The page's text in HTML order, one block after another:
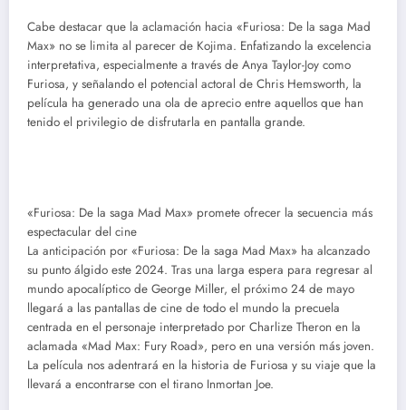
Cabe destacar que la aclamación hacia «Furiosa: De la saga Mad
Max» no se limita al parecer de Kojima. Enfatizando la excelencia
interpretativa, especialmente a través de Anya Taylor-Joy como
Furiosa, y señalando el potencial actoral de Chris Hemsworth, la
película ha generado una ola de aprecio entre aquellos que han
tenido el privilegio de disfrutarla en pantalla grande.
«Furiosa: De la saga Mad Max» promete ofrecer la secuencia más
espectacular del cine
La anticipación por «Furiosa: De la saga Mad Max» ha alcanzado
su punto álgido este 2024. Tras una larga espera para regresar al
mundo apocalíptico de George Miller, el próximo 24 de mayo
llegará a las pantallas de cine de todo el mundo la precuela
centrada en el personaje interpretado por Charlize Theron en la
aclamada «Mad Max: Fury Road», pero en una versión más joven.
La película nos adentrará en la historia de Furiosa y su viaje que la
llevará a encontrarse con el tirano Inmortan Joe.